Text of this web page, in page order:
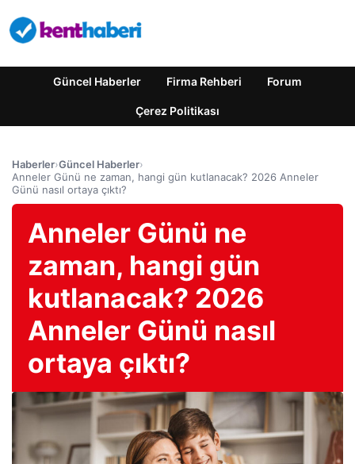
Güncel Haberler Firma Rehberi Forum
Çerez Politikası
Haberler›Güncel Haberler›
Anneler Günü ne zaman, hangi gün kutlanacak? 2026 Anneler
Günü nasıl ortaya çıktı?
Anneler Günü ne
zaman, hangi gün
kutlanacak? 2026
Anneler Günü nasıl
ortaya çıktı?